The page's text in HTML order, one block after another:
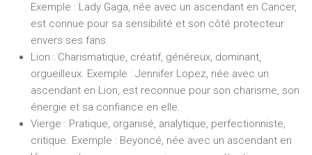
Exemple : Lady Gaga, née avec un ascendant en Cancer,
est connue pour sa sensibilité et son côté protecteur
envers ses fans.
Lion : Charismatique, créatif, généreux, dominant,
orgueilleux. Exemple : Jennifer Lopez, née avec un
ascendant en Lion, est reconnue pour son charisme, son
énergie et sa confiance en elle.
Vierge : Pratique, organisé, analytique, perfectionniste,
critique. Exemple : Beyoncé, née avec un ascendant en